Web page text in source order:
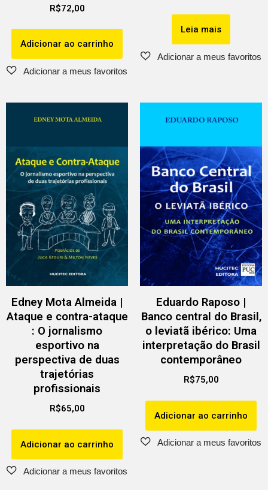
R$72,00
Adicionar ao carrinho
Leia mais
Edney Mota Almeida |
Ataque e contra-ataque
: O jornalismo
esportivo na
perspectiva de duas
trajetórias
profissionais
R$65,00
Adicionar ao carrinho
Eduardo Raposo |
Banco central do Brasil,
o leviatã ibérico: Uma
interpretação do Brasil
contemporâneo
R$75,00
Adicionar ao carrinho